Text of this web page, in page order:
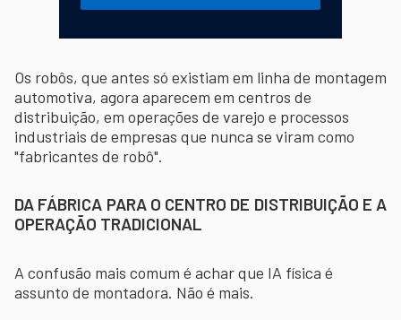
Os robôs, que antes só existiam em linha de montagem
automotiva, agora aparecem em centros de
distribuição, em operações de varejo e processos
industriais de empresas que nunca se viram como
"fabricantes de robô".
DA FÁBRICA PARA O CENTRO DE DISTRIBUIÇÃO E A
OPERAÇÃO TRADICIONAL
A confusão mais comum é achar que IA física é
assunto de montadora. Não é mais.